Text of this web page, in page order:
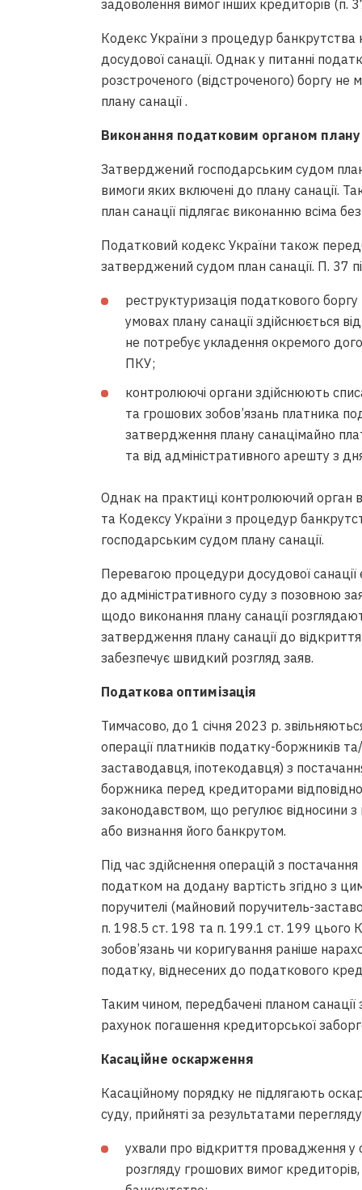
задоволення вимог інших кредиторів (п.
Кодекс України з процедур
досудової санації. Однак у питанні
розстроченого (відстроченого) боргу
плану санації .
Виконання податковим органом плану
Затверджений господарським судом план
вимоги яких включені до плану санації.
план санації підлягає виконанню всіма
Податковий кодекс України також
затверджений судом план санації. П. 37
реструктуризація податкового
умовах плану санації здійснюється
не потребує укладення окремого
ПКУ;
контролюючі органи здійснюють
та грошових зобов’язань платника
затвердження плану санацімайно
та від адміністративного арешту з
Однак на практиці контролюючий орган
та Кодексу України з процедур
господарським судом плану санації.
Перевагою процедури досудової
до адміністративного суду з позовною
щодо виконання плану санації
затвердження плану санації до
забезпечує швидкий розгляд заяв.
Податкова оптимізація
Тимчасово, до 1 січня 2023 р.
операції платників податку-боржників
заставодавця, іпотекодавця) з
боржника перед кредиторами
законодавством, що регулює відносини
або визнання його банкрутом.
Під час здійснення операцій з
податком на додану вартість згідно з
поручителі (майновий поручитель-
п. 198.5 ст. 198 та п. 199.1 ст. 199
зобов’язань чи коригування раніше
податку, віднесених до податкового
Таким чином, передбачені планом
рахунок погашення кредиторської
Касаційне оскарження
Касаційному порядку не підлягають
суду, прийняті за результатами
ухвали про відкриття провадження у
розгляду грошових вимог